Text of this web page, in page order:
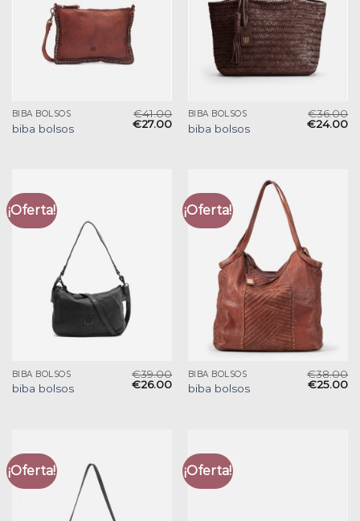
BIBA BOLSOS
biba bolsos
€41.00
€27.00
BIBA BOLSOS
biba bolsos
€36.00
€24.00
¡Oferta!
BIBA BOLSOS
biba bolsos
€39.00
€26.00
¡Oferta!
BIBA BOLSOS
biba bolsos
€38.00
€25.00
¡Oferta! ¡Oferta!